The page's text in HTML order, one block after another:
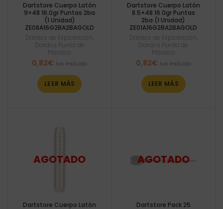
Dartstore Cuerpo Latón
9×48 16.0gr Puntas 2ba
(1 Unidad)
ZE08A16G2BA2BAGOLD
Dardos de Explotación
Dardos Punta de
Plástico
0,82€ Iva incluido
LEER MÁS
Dartstore Cuerpo Latón
8.5×48 16.0gr Puntas
2ba (1 Unidad)
ZE01A16G2BA2BAGOLD
Dardos de Explotación
Dardos Punta de
Plástico
0,82€ Iva incluido
LEER MÁS
Dartstore Cuerpo Latón
Dartstore Pack 25